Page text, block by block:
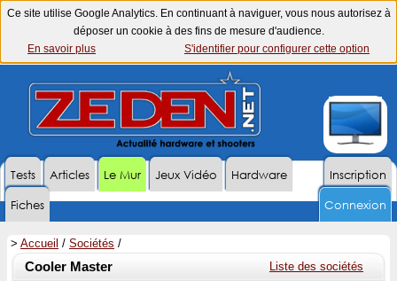
Ce site utilise Google Analytics. En continuant à naviguer, vous nous autorisez à
déposer un cookie à des fins de mesure d'audience.
En savoir plus
S'identifier pour configurer cette option
Inscription
Tests Articles Le Mur Jeux Vidéo
Hardware
Fiches
Connexion
> Accueil / Sociétés /
Liste des sociétés
Cooler Master